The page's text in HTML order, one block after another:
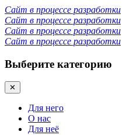
Сайт в процессе разработки
Сайт в процессе разработки
Сайт в процессе разработки
Сайт в процессе разработки
Выберите категорию
✕
Для него
О нас
Для неё